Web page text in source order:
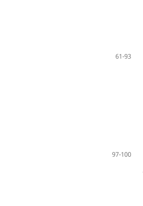
61-93
97-100